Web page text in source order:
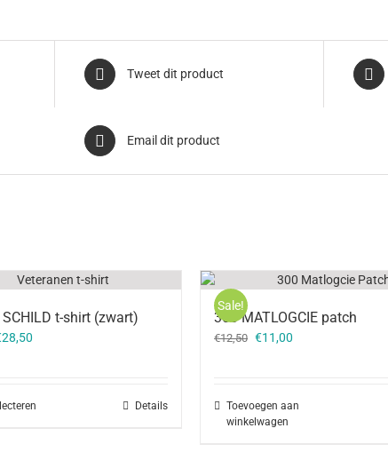
Tweet dit product
Email dit product
t-shirt (zwart)
28,50
Details
Sale!
300 MATLOGCIE patch
€12,50 Oorspronkelijke
€11,00
Toevoegen aan
winkelwagen